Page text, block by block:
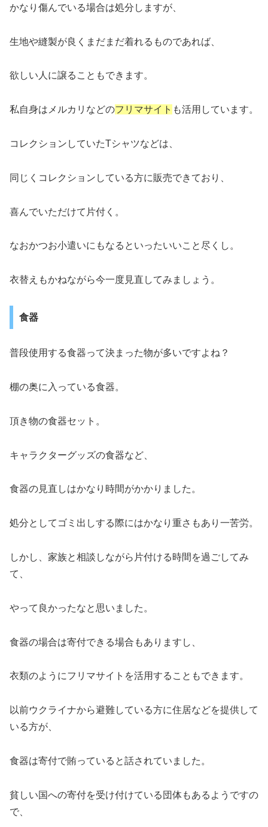
かなり傷んでいる場合は処分しますが、
生地や縫製が良くまだまだ着れるものであれば、
欲しい人に譲ることもできます。
私自身はメルカリなどのフリマサイト も活用しています。
コレクションしていたTシャツなどは、
同じくコレクションしている方に販売できており、
喜んでいただけて片付く。
なおかつお小遣いにもなるといったいいこと尽くし。
衣替えもかねながら今一度見直してみましょう。
食器
普段使用する食器って決まった物が多いですよね？
棚の奥に入っている食器。
頂き物の食器セット。
キャラクターグッズの食器など、
食器の見直しはかなり時間がかかりました。
処分としてゴミ出しする際にはかなり重さもあり一苦労。
しかし、家族と相談しながら片付ける時間を過ごしてみ
て、
やって良かったなと思いました。
食器の場合は寄付できる場合もありますし、
衣類のようにフリマサイトを活用することもできます。
以前ウクライナから避難している方に住居などを提供して
いる方が、
食器は寄付で賄っていると話されていました。
貧しい国への寄付を受け付けている団体もあるようですの
で、